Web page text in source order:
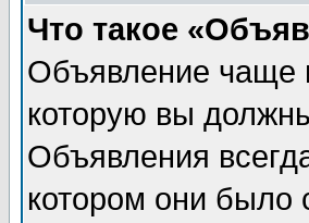
Что такое
Объявление чаще
которую вы
Объявления
котором они было